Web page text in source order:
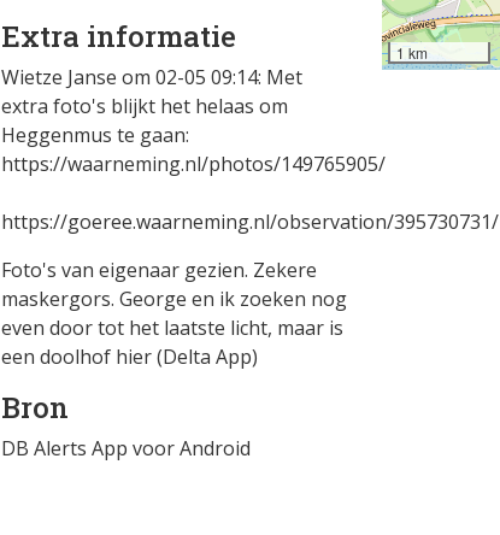
Extra informatie
Wietze Janse om 02-05 09:14: Met
extra foto's blijkt het helaas om
Heggenmus te gaan:
https://waarneming.nl/photos/149765905/
https://goeree.waarneming.nl/observation/395730731/
Foto's van eigenaar gezien. Zekere
maskergors. George en ik zoeken nog
even door tot het laatste licht, maar is
een doolhof hier (Delta App)
Bron
DB Alerts App voor Android
1 km